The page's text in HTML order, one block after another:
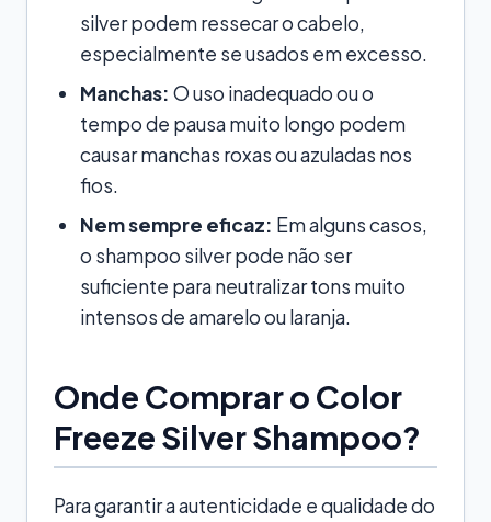
silver podem ressecar o cabelo,
especialmente se usados em excesso.
Manchas: O uso inadequado ou o
tempo de pausa muito longo podem
causar manchas roxas ou azuladas nos
fios.
Nem sempre eficaz: Em alguns casos,
o shampoo silver pode não ser
suficiente para neutralizar tons muito
intensos de amarelo ou laranja.
Onde Comprar o Color
Freeze Silver Shampoo?
Para garantir a autenticidade e qualidade do